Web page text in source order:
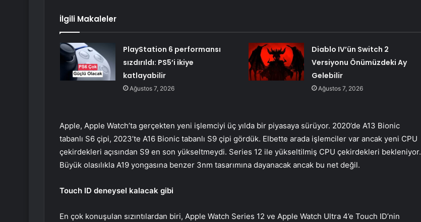
İlgili Makaleler
PlayStation 6 performansı
sızdırıldı: PS5’i ikiye
katlayabilir
Ağustos 7, 2026
Diablo IV’ün Switch 2
Versiyonu Önümüzdeki Ay
Gelebilir
Ağustos 7, 2026
Apple, Apple Watch’ta gerçekten yeni işlemciyi üç yılda bir piyasaya sürüyor. 2020’de A13 Bionic
tabanlı S6 çipi, 2023’te A16 Bionic tabanlı S9 çipi gördük. Elbette arada işlemciler var ancak yeni CPU
çekirdekleri açısından S9 en son yükseltmeydi. Series 12 ile yükseltilmiş CPU çekirdekleri bekleniyor.
Büyük olasılıkla A19 yongasına benzer 3nm tasarımına dayanacak ancak bu net değil.
Touch ID deneysel kalacak gibi
En çok konuşulan sızıntılardan biri, Apple Watch Series 12 ve Apple Watch Ultra 4’e Touch ID’nin